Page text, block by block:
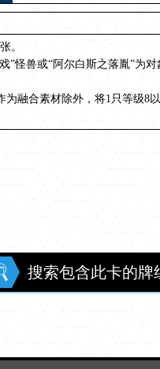
。
”怪兽或“阿尔白斯之落胤”为
为融合素材除外，将1只等级8
搜索包含此卡的牌